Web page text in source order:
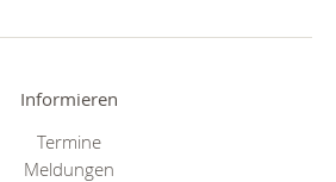
Informieren
Termine
Meldungen